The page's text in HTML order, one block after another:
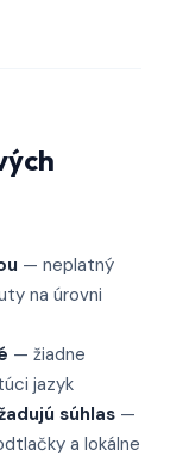
— neplatný
na úrovni
— žiadne
jazyk
súhlas —
a lokálne